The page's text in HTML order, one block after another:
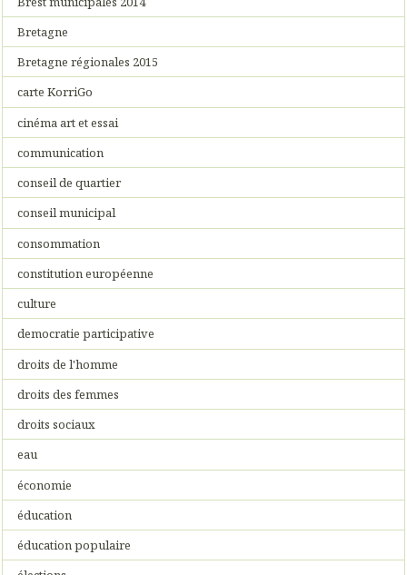
Bretagne
Bretagne régionales 2015
carte KorriGo
cinéma art et essai
communication
conseil de quartier
conseil municipal
consommation
constitution européenne
culture
democratie participative
droits de l'homme
droits des femmes
droits sociaux
eau
économie
éducation
éducation populaire